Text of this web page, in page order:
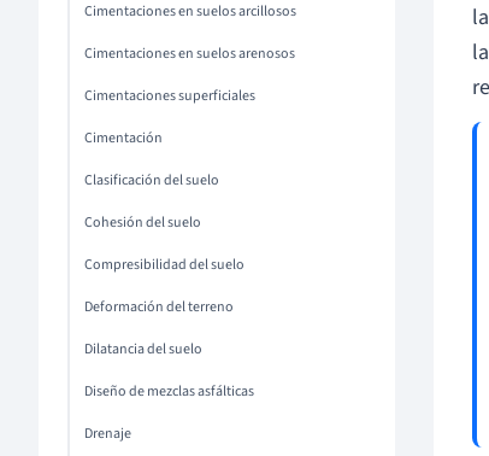
Cimentaciones en suelos arcillosos
Cimentaciones en suelos arenosos
Cimentaciones superficiales
Cimentación
Clasificación del suelo
Cohesión del suelo
Compresibilidad del suelo
Deformación del terreno
Dilatancia del suelo
Diseño de mezclas asfálticas
Drenaje